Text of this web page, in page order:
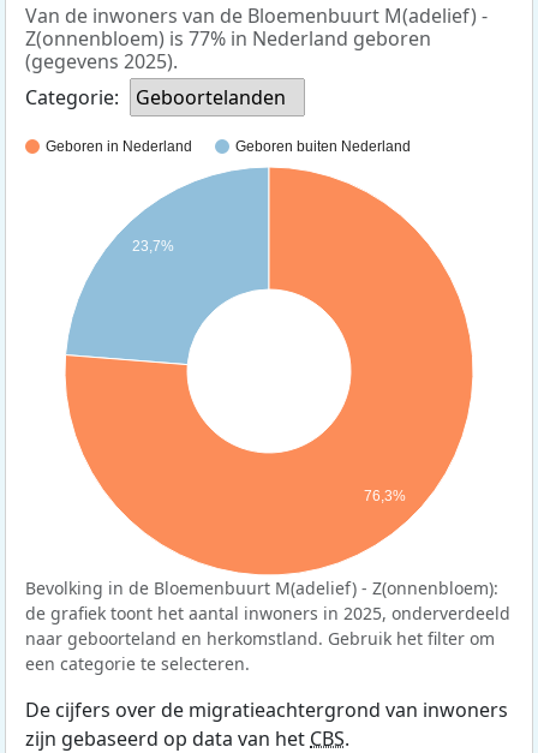
Van de inwoners van de Bloemenbuurt M(adelief) -
Z(onnenbloem) is 77% in Nederland geboren
(gegevens 2025).
Categorie:
Geboortelanden
Geboren in Nederland Geboren buiten Nederland
23,7%
76,3%
Bevolking in de Bloemenbuurt M(adelief) - Z(onnenbloem):
de grafiek toont het aantal inwoners in 2025, onderverdeeld
naar geboorteland en herkomstland. Gebruik het filter om
een categorie te selecteren.
De cijfers over de migratieachtergrond van inwoners
zijn gebaseerd op data van het CBS.